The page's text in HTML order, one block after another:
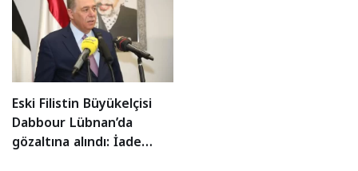
Eski Filistin Büyükelçisi
Dabbour Lübnan’da
gözaltına alındı: İade